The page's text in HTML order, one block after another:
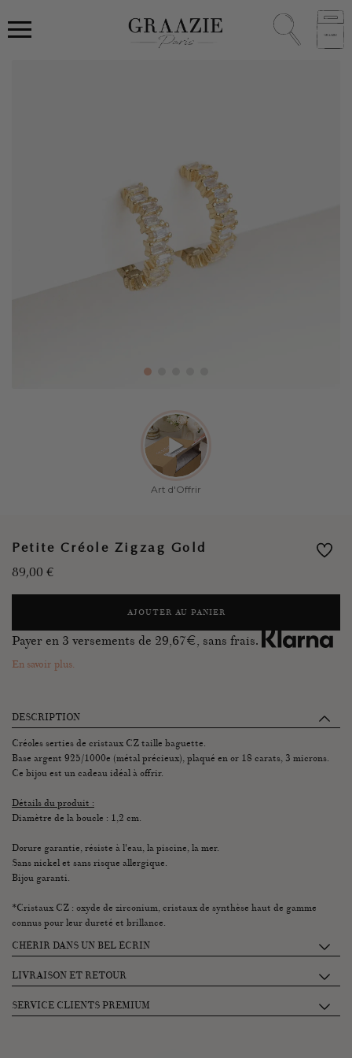
Petite Créole Zigzag Gold
89,00 €
AJOUTER AU PANIER
Payer en 3 versements de 29,67€, sans frais.
En savoir plus.
DESCRIPTION
Créoles serties de cristaux CZ taille baguette.
Base argent 925/1000e (métal précieux), plaqué en or 18 carats, 3 microns.
Ce bijou est un cadeau idéal à offrir.
Détails du produit :
Diamètre de la boucle : 1,2 cm.
Dorure garantie, résiste à l'eau, la piscine, la mer.
Sans nickel et sans risque allergique.
Bijou garanti.
*Cristaux CZ : oxyde de zirconium, cristaux de synthèse haut de gamme
connus pour leur dureté et brillance.
CHÉRIR DANS UN BEL ÉCRIN
Chaque écrin Graazie se compose de 2 petits tiroirs accueillant :
• Une jolie enveloppe contenant vos mots doux, un livret de garantie et
LIVRAISON ET RETOUR
Je récupère mon paquet à la conciergerie Graazie: entre 14h et 18h
(26 rue de Montholon, 75009 Paris)
SERVICE CLIENTS PREMIUM